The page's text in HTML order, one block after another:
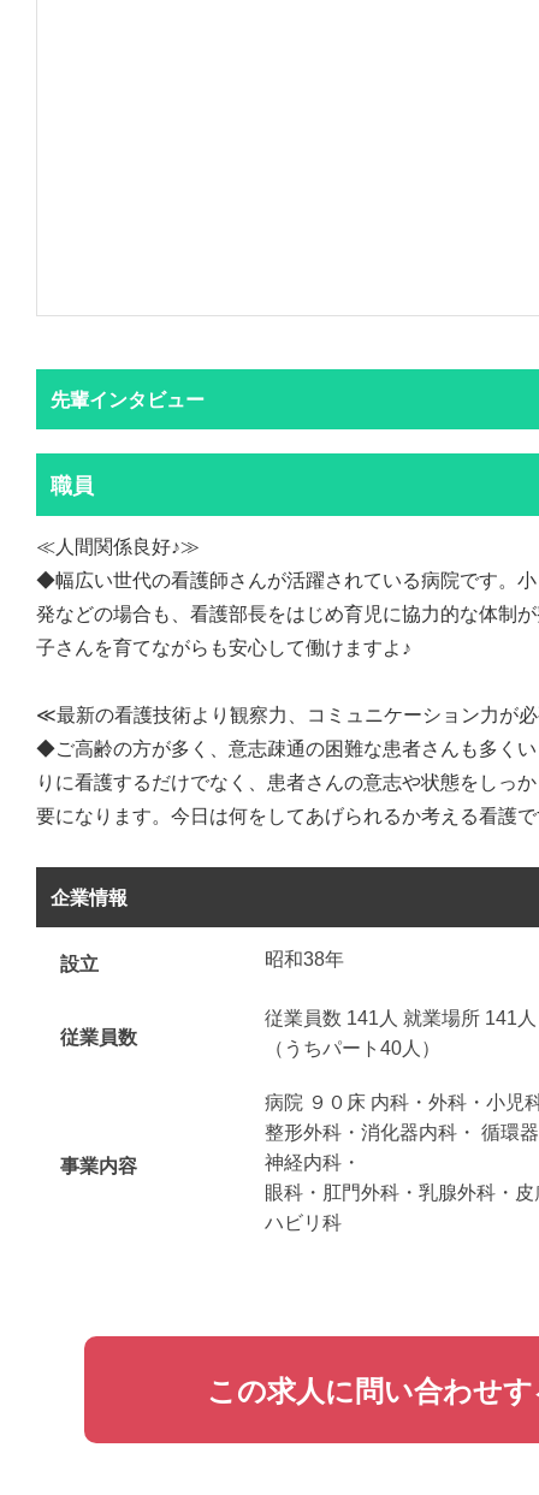
先輩インタビュー
職員
≪人間関係良好♪≫
◆幅広い世代の看護師さんが活躍されている病院です。
発などの場合も、看護部長をはじめ育児に協力的な体制
子さんを育てながらも安心して働けますよ♪
≪最新の看護技術より観察力、コミュニケーション力が
◆ご高齢の方が多く、意志疎通の困難な患者さんも多く
りに看護するだけでなく、患者さんの意志や状態をしっ
要になります。今日は何をしてあげられるか考える看護
企業情報
設立 昭和38年
従業員数
従業員数 141人 就業場所 141
（うちパート40人）
事業内容
病院 ９０床 内科・外科・小児
整形外科・消化器内科・ 循環
神経内科・
眼科・肛門外科・乳腺外科・
ハビリ科
この求人に問い合わせ